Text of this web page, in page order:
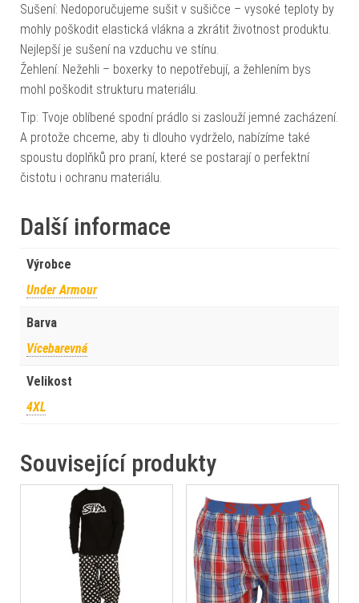
Sušení: Nedoporučujeme sušit v sušičce – vysoké teploty by
mohly poškodit elastická vlákna a zkrátit životnost produktu.
Nejlepší je sušení na vzduchu ve stínu.
Žehlení: Nežehli – boxerky to nepotřebují, a žehlením bys
mohl poškodit strukturu materiálu.
Tip: Tvoje oblíbené spodní prádlo si zaslouží jemné zacházení.
A protože chceme, aby ti dlouho vydrželo, nabízíme také
spoustu doplňků pro praní, které se postarají o perfektní
čistotu i ochranu materiálu.
Další informace
Výrobce
Under Armour
Barva
Vícebarevná
Velikost
4XL
Související produkty